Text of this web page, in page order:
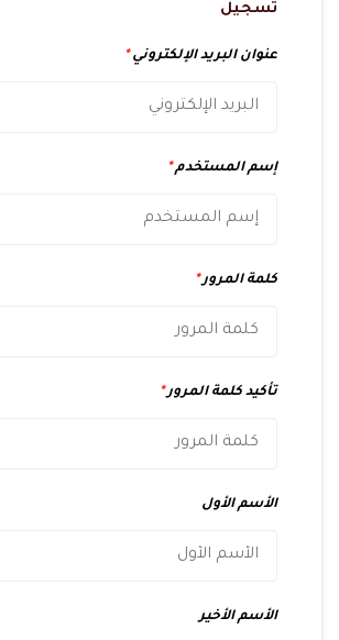
تسجيل
عنوان البريد الإلكتروني*
إسم المستخدم*
كلمة المرور*
تأكيد كلمة المرور*
الأسم الأول
الأسم الأخير